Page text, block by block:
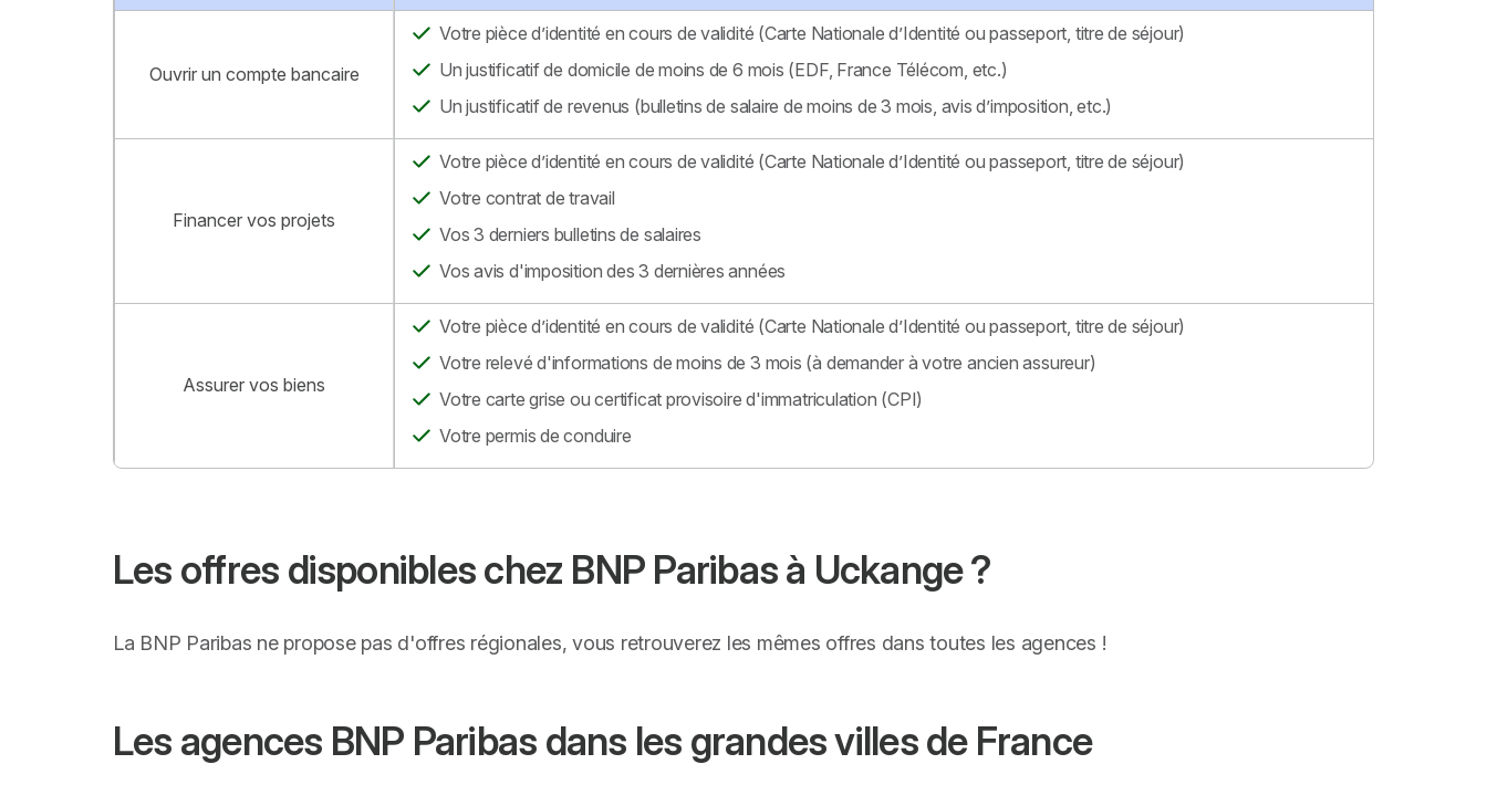
Ouvrir un compte bancaire
Votre pièce d’identité en cours de validité (Carte Nationale d’Identité ou passeport, titre de séjour)
Un justificatif de domicile de moins de 6 mois (EDF, France Télécom, etc.)
Un justificatif de revenus (bulletins de salaire de moins de 3 mois, avis d’imposition, etc.)
Financer vos projets
Votre pièce d’identité en cours de validité (Carte Nationale d’Identité ou passeport, titre de séjour)
Votre contrat de travail
Vos 3 derniers bulletins de salaires
Vos avis d'imposition des 3 dernières années
Assurer vos biens
Votre pièce d’identité en cours de validité (Carte Nationale d’Identité ou passeport, titre de séjour)
Votre relevé d'informations de moins de 3 mois (à demander à votre ancien assureur)
Votre carte grise ou certificat provisoire d'immatriculation (CPI)
Votre permis de conduire
Les offres disponibles chez BNP Paribas à Uckange ?
La BNP Paribas ne propose pas d'offres régionales, vous retrouverez les mêmes offres dans toutes les agences !
Les agences BNP Paribas dans les grandes villes de France